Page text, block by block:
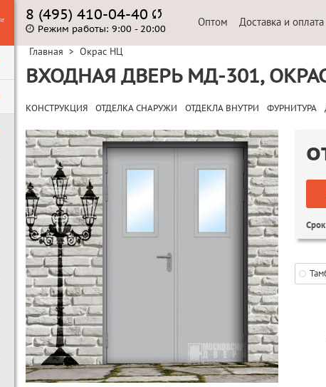
8 (495) 410-04-40
Режим работы: 9:00 - 20:00
Оптом Доставка и оплата
Главная > Окрас НЦ
ВХОДНАЯ ДВЕРЬ МД-301,
КОНСТРУКЦИЯ ОТДЕЛКА СНАРУЖИ ОТДЕКЛА ВНУТРИ ФУРНИТУРА